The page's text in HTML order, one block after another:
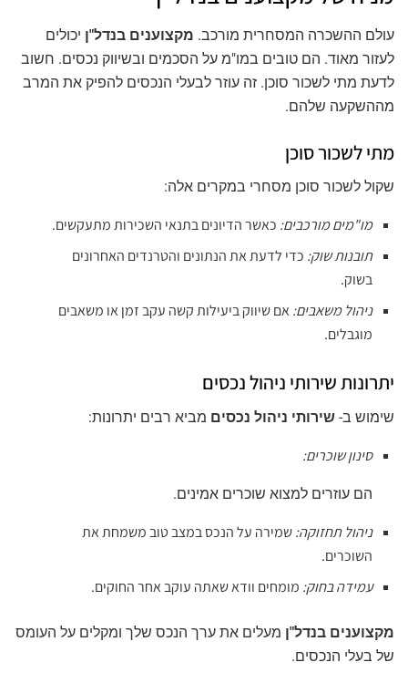
עולם ההשכרה המסחרית מורכב. מקצוענים בנדל"ן יכולים
לעזור מאוד. הם טובים במו"מ על הסכמים ובשיווק נכסים. חשוב
לדעת מתי לשכור סוכן. זה עוזר לבעלי הנכסים להפיק את המרב
מההשקעה שלהם.
מתי לשכור סוכן
שקול לשכור סוכן מסחרי במקרים אלה:
מו"מים מורכבים: כאשר הדיונים בתנאי השכירות מתעקשים.
תובנות שוק: כדי לדעת את הנתונים והטרנדים האחרונים
בשוק.
ניהול משאבים: אם שיווק ביעילות קשה עקב זמן או משאבים
מוגבלים.
יתרונות שירותי ניהול נכסים
שימוש ב- שירותי ניהול נכסים מביא רבים יתרונות:
סינון שוכרים:
הם עוזרים למצוא שוכרים אמינים.
ניהול תחזוקה:שמירה על הנכס במצב טוב משמחת את
השוכרים.
עמידה בחוק: מומחים וודא שאתה עוקב אחר החוקים.
מקצוענים בנדל"ן מעלים את ערך הנכס שלך ומקלים על העומס
של בעלי הנכסים.